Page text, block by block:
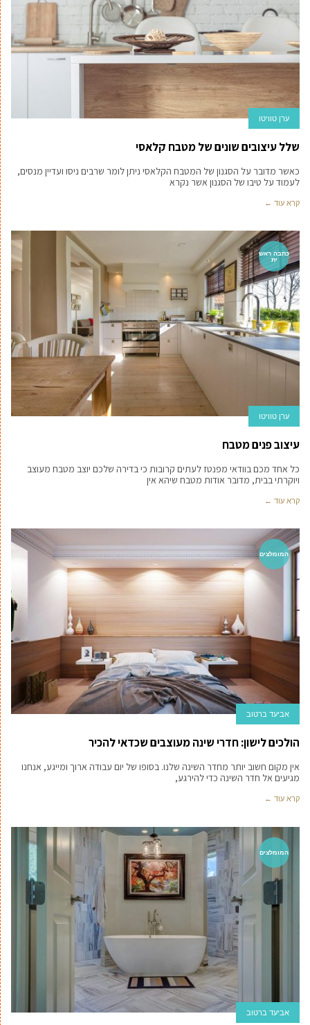
ערן טוויטו
שלל עיצובים שונים של מטבח קלאסי
כאשר מדובר על הסגנון של המטבח הקלאסי ניתן לומר שרבים ניסו ועדיין מנסים,
לעמוד על טיבו של הסגנון אשר נקרא
קרא עוד ←
כתבה ראש
ית
ערן טוויטו
עיצוב פנים מטבח
כל אחד מכם בוודאי מפנטז לעתים קרובות כי בדירה שלכם יוצב מטבח מעוצב
ויוקרתי בבית, מדובר אודות מטבח שיהא אין
קרא עוד ←
המומלצים
אביעד ברטוב
הולכים לישון: חדרי שינה מעוצבים שכדאי להכיר
אין מקום חשוב יותר מחדר השינה שלנו. בסופו של יום עבודה ארוך ומייגע, אנחנו
מגיעים אל חדר השינה כדי להירגע,
קרא עוד ←
המומלצים
אביעד ברטוב